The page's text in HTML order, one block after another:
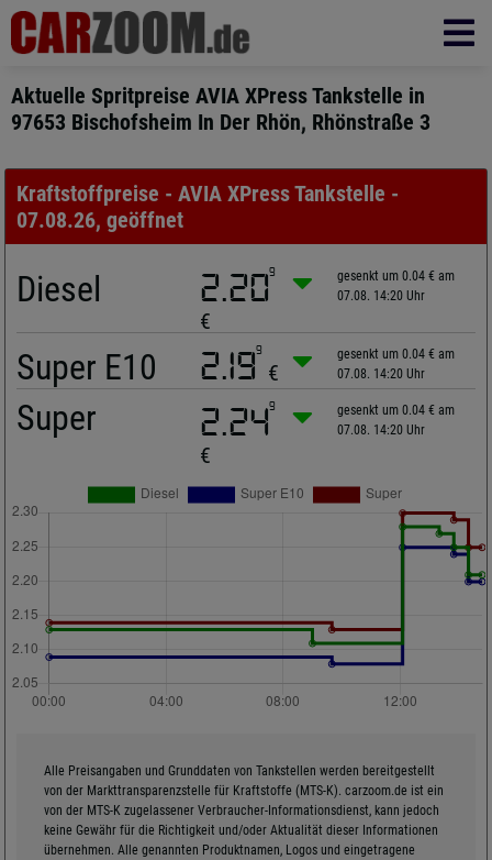
Aktuelle Spritpreise AVIA XPress Tankstelle in
97653 Bischofsheim In Der Rhön, Rhönstraße 3
Kraftstoffpreise - AVIA XPress Tankstelle -
07.08.26, geöffnet
Diesel 2.209
€
gesenkt um 0.04 € am
07.08. 14:20 Uhr
Super E10 2.199
€
gesenkt um 0.04 € am
07.08. 14:20 Uhr
Super 2.249
€
gesenkt um 0.04 € am
07.08. 14:20 Uhr
Alle Preisangaben und Grunddaten von Tankstellen werden bereitgestellt
von der Markttransparenzstelle für Kraftstoffe (MTS-K). carzoom.de ist ein
von der MTS-K zugelassener Verbraucher-Informationsdienst, kann jedoch
keine Gewähr für die Richtigkeit und/oder Aktualität dieser Informationen
übernehmen. Alle genannten Produktnamen, Logos und eingetragene